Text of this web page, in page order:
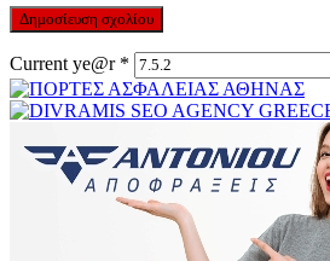
Current ye@r *